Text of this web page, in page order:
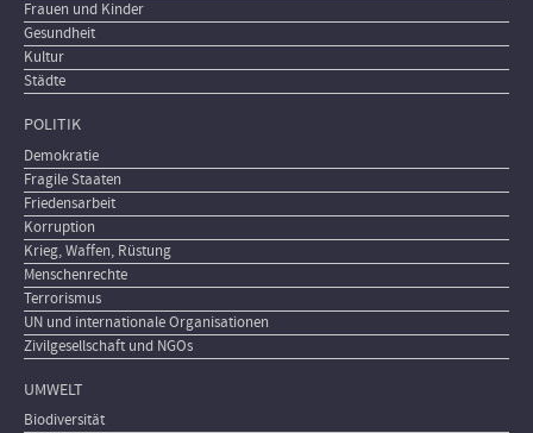
Frauen und Kinder
Gesundheit
Kultur
Städte
POLITIK
Demokratie
Fragile Staaten
Friedensarbeit
Korruption
Krieg, Waffen, Rüstung
Menschenrechte
Terrorismus
UN und internationale Organisationen
Zivilgesellschaft und NGOs
UMWELT
Biodiversität